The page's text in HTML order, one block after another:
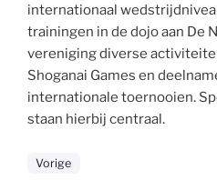
internationaal
trainingen in de dojo aan De
vereniging diverse
Shoganai Games en
internationale toernooien.
staan hierbij centraal.
Vorige